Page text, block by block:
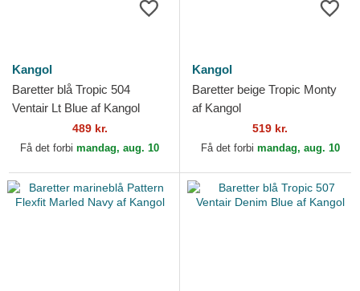
Kangol
Baretter blå Tropic 504
Ventair Lt Blue af Kangol
489 kr.
Få det forbi mandag, aug. 10
Kangol
Baretter beige Tropic Monty
af Kangol
519 kr.
Få det forbi mandag, aug. 10